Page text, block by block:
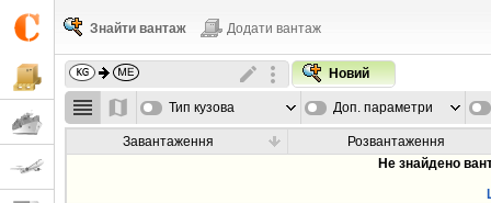
Знайти вантаж Додати вантаж
Новий
Тип кузова Доп. параметри
Завантаження
Розвантаження
Не знайдено